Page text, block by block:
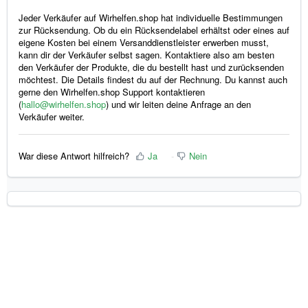
Jeder Verkäufer auf Wirhelfen.shop hat individuelle Bestimmungen
zur Rücksendung. Ob du ein Rücksendelabel erhältst oder eines auf
eigene Kosten bei einem Versanddienstleister erwerben musst,
kann dir der Verkäufer selbst sagen. Kontaktiere also am besten
den Verkäufer der Produkte, die du bestellt hast und zurücksenden
möchtest. Die Details findest du auf der Rechnung. Du kannst auch
gerne den Wirhelfen.shop Support kontaktieren
(hallo@wirhelfen.shop) und wir leiten deine Anfrage an den
Verkäufer weiter.
War diese Antwort hilfreich? Ja Nein